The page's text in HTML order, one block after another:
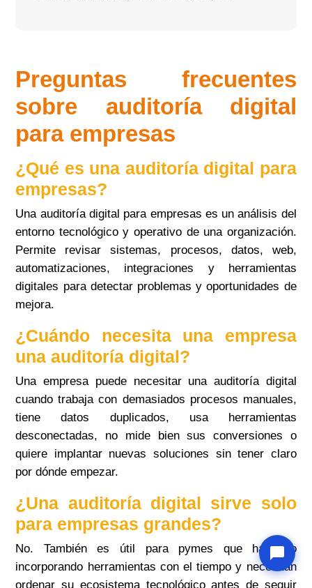
Preguntas frecuentes
sobre auditoría digital
para empresas
¿Qué es una auditoría digital para
empresas?
Una auditoría digital para empresas es un análisis del
entorno tecnológico y operativo de una organización.
Permite revisar sistemas, procesos, datos, web,
automatizaciones, integraciones y herramientas
digitales para detectar problemas y oportunidades de
mejora.
¿Cuándo necesita una empresa
una auditoría digital?
Una empresa puede necesitar una auditoría digital
cuando trabaja con demasiados procesos manuales,
tiene datos duplicados, usa herramientas
desconectadas, no mide bien sus conversiones o
quiere implantar nuevas soluciones sin tener claro
por dónde empezar.
¿Una auditoría digital sirve solo
para empresas grandes?
No. También es útil para pymes que han ido
incorporando herramientas con el tiempo y necesitan
ordenar su ecosistema tecnológico antes de seguir
Raquel
En línea